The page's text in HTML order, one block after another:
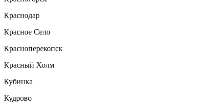
Краснодар
Красное Село
Красноперекопск
Красный Холм
Кубинка
Кудрово